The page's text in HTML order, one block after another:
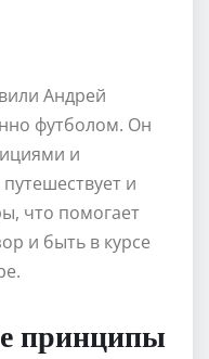
Андрей
футболом. Он
и
и
что помогает
и быть в курсе
принципы